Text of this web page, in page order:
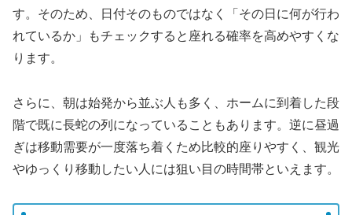
す。そのため、日付そのものではなく「その日に何が行わ
れているか」もチェックすると座れる確率を高めやすくな
ります。
さらに、朝は始発から並ぶ人も多く、ホームに到着した段
階で既に長蛇の列になっていることもあります。逆に昼過
ぎは移動需要が一度落ち着くため比較的座りやすく、観光
やゆっくり移動したい人には狙い目の時間帯といえます。